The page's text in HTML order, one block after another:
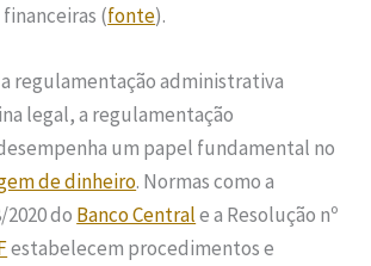
(fonte).
regulamentação administrativa
legal, a regulamentação
um papel fundamental no
de dinheiro. Normas como a
2020 do Banco Centrale a Resolução nº
estabelecem procedimentos e